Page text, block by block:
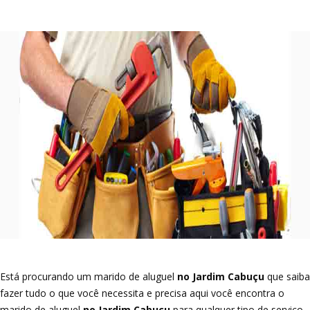
Está procurando um marido de aluguel no Jardim Cabuçu que saiba
fazer tudo o que você necessita e precisa aqui você encontra o